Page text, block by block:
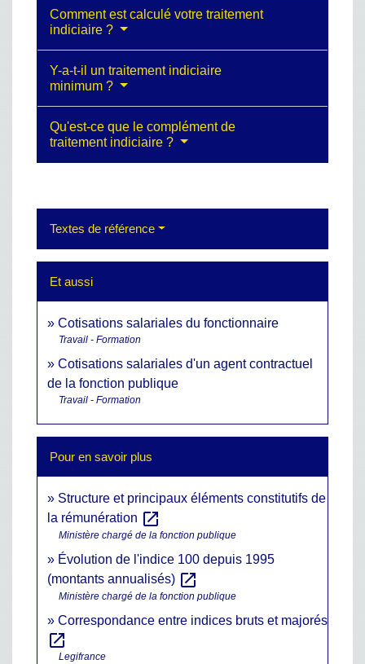
Comment est calculé votre traitement
indiciaire ?
Y-a-t-il un traitement indiciaire
minimum ?
Qu'est-ce que le complément de
traitement indiciaire ?
Textes de référence
Et aussi
Cotisations salariales du fonctionnaire
Travail - Formation
Cotisations salariales d'un agent contractuel
de la fonction publique
Travail - Formation
Pour en savoir plus
Structure et principaux éléments constitutifs de
la rémunération open_in_new
Ministère chargé de la fonction publique
Évolution de l'indice 100 depuis 1995
(montants annualisés) open_in_new
Ministère chargé de la fonction publique
Correspondance entre indices bruts et majorés
open_in_new
Legifrance